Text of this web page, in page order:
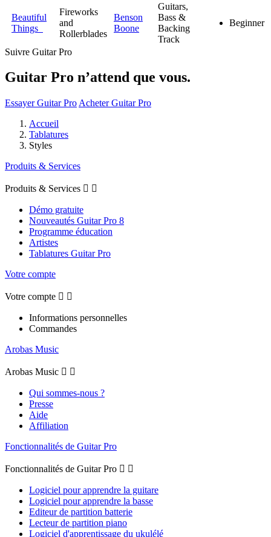
Beautiful
Things
Fireworks
and
Rollerblades
Benson
Boone
Guitars,
Bass &
Backing
Track
Beginner
Suivre Guitar Pro
Guitar Pro n’attend que vous.
Essayer Guitar Pro Acheter Guitar Pro
Accueil
Tablatures
Styles
Produits & Services
Produits & Services  
Démo gratuite
Nouveautés Guitar Pro 8
Programme éducation
Artistes
Tablatures Guitar Pro
Votre compte
Votre compte  
Informations personnelles
Commandes
Arobas Music
Arobas Music  
Qui sommes-nous ?
Presse
Aide
Affiliation
Fonctionnalités de Guitar Pro
Fonctionnalités de Guitar Pro  
Logiciel pour apprendre la guitare
Logiciel pour apprendre la basse
Editeur de partition batterie
Lecteur de partition piano
Logiciel d'apprentissage du ukulélé